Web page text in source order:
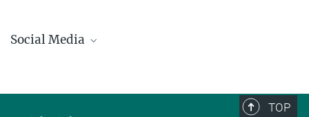
Social Media
TOP